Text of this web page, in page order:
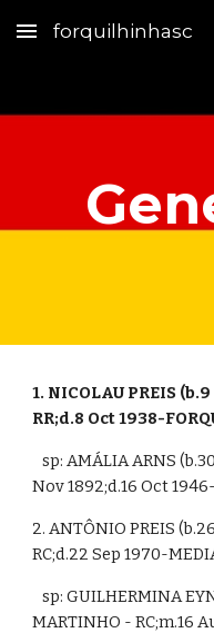
Skip to main content
forquilhinhasc
1. NICOLAU PREIS
RR;d.8 Oct 1938-
   sp: AMÁLIA ARNS (b.30 Mar 1874-SÃO MARTINHO;m.21
Nov 1892;d.16 Oct
2. ANTÔNIO PREIS
RC;d.22 Sep 1970-
   sp: GUILHERMINA EYNG (b.13 Dec 1890-SÃO
MARTINHO - RC;m.16